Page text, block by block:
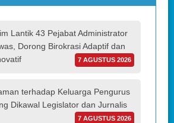
Lantik 43 Pejabat Administrator
Dorong Birokrasi Adaptif dan
7 AGUSTUS 2026
terhadap Keluarga Pengurus
Dikawal Legislator dan Jurnalis
7 AGUSTUS 2026